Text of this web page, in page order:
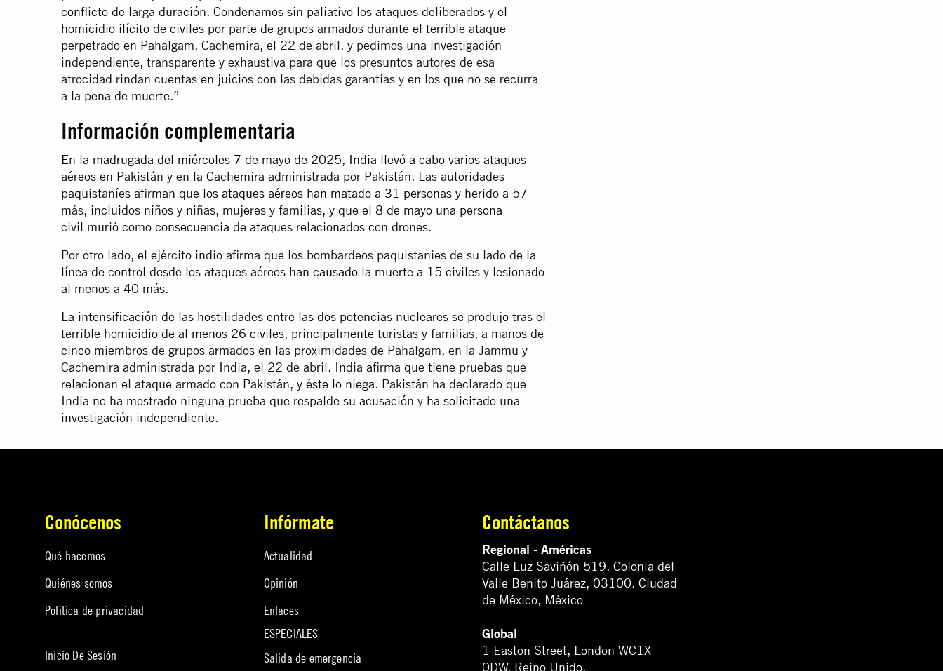
conflicto de larga duración. Condenamos sin paliativo los ataques deliberados y el
homicidio ilícito de civiles por parte de grupos armados durante el terrible ataque
perpetrado en Pahalgam, Cachemira, el 22 de abril, y pedimos una investigación
independiente, transparente y exhaustiva para que los presuntos autores de esa
atrocidad rindan cuentas en juicios con las debidas garantías y en los que no se recurra
a la pena de muerte.”
Información complementaria
En la madrugada del miércoles 7 de mayo de 2025, India llevó a cabo varios ataques
aéreos en Pakistán y en la Cachemira administrada por Pakistán. Las autoridades
paquistaníes afirman que los ataques aéreos han matado a 31 personas y herido a 57
más, incluidos niños y niñas, mujeres y familias, y que el 8 de mayo una persona
civil murió como consecuencia de ataques relacionados con drones.
Por otro lado, el ejército indio afirma que los bombardeos paquistaníes de su lado de la
línea de control desde los ataques aéreos han causado la muerte a 15 civiles y lesionado
al menos a 40 más.
La intensificación de las hostilidades entre las dos potencias nucleares se produjo tras el
terrible homicidio de al menos 26 civiles, principalmente turistas y familias, a manos de
cinco miembros de grupos armados en las proximidades de Pahalgam, en la Jammu y
Cachemira administrada por India, el 22 de abril. India afirma que tiene pruebas que
relacionan el ataque armado con Pakistán, y éste lo niega. Pakistán ha declarado que
India no ha mostrado ninguna prueba que respalde su acusación y ha solicitado una
investigación independiente.
Conócenos
Qué hacemos
Quiénes somos
Política de privacidad
Inicio De Sesión
Infórmate
Actualidad
Opinión
Enlaces
ESPECIALES
Salida de emergencia
Contáctanos
Regional - Américas
Calle Luz Saviñón 519, Colonia del
Valle Benito Juárez, 03100. Ciudad
de México, México
Global
1 Easton Street, London WC1X
0DW. Reino Unido.